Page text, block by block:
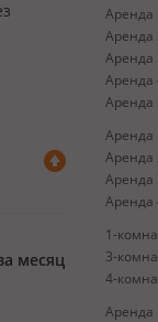
месяц
Аренда
Аренда
Аренда
Аренда
Аренда
Аренда
Аренда
Аренда
Аренда
1-
3-
4-
Аренда